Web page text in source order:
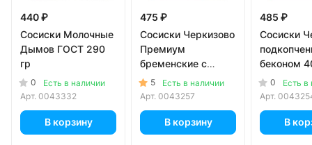
440 ₽
Сосиски Молочные
Дымов ГОСТ 290
гр
0
Есть в наличии
Арт. 0043332
В корзину
475 ₽
Сосиски Черкизово
Премиум
бременские с
сыром 336 гр
5
Есть в наличии
Арт. 0043257
В корзину
485 ₽
Сосиски
беконом
0
Есть в
Арт.
В